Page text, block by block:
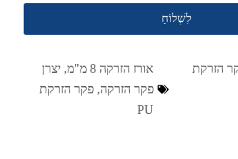
לִשְׁלוֹחַ
אורז הזרקה 8 מ"מ ,יצרן
פקר הזרקה,פקר הזרקת